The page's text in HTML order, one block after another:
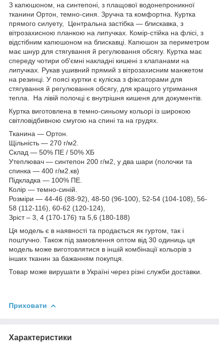
З капюшоном, на синтепоні, з плащової водонепроникної
тканини Ортон, темно-синя. Зручна та комфортна. Куртка
прямого силуету, Центральна застібка — блискавка, з
вітрозахисною планкою на липучках. Комір-стійка на флісі, з
відстібним капюшоном на блискавці. Капюшон за периметром
має шнур для стягування й регулювання обсягу. Куртка має
спереду чотири об'ємні накладні кишені з клапанами на
липучках. Рукав ушивний прямий з вітрозахисним манжетом
на резинці. У поясі куртки є куліска з фіксаторами для
стягування й регулювання обсягу, для кращого утримання
тепла. На лівій полочці є внутрішня кишеня для документів.
Куртка виготовлена в темно-синьому кольорі із широкою
світловідбивною смугою на спині та на грудях.
Тканина — Ортон.
Щільність — 270 г/м2.
Склад — 50% ПЕ / 50% ХБ
Утеплювач — синтепон 200 г/м2, у два шари (полочки та
спинка — 400 г/м2.кв)
Підкладка — 100% ПЕ.
Колір — темно-синій.
Розміри — 44-46 (88-92), 48-50 (96-100), 52-54 (104-108), 56-
58 (112-116), 60-62 (120-124),
Зріст – 3, 4 (170-176) та 5,6 (180-188)
Ця модель є в наявності та продається як гуртом, так і
поштучно. Також під замовлення оптом від 30 одиниць ця
модель може виготовлятися в іншій комбінації кольорів з
інших тканин за бажанням покупця.
Товар може вирушати в Україні через різні служби доставки.
Приховати
Характеристики